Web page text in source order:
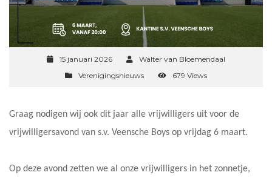
15 januari 2026
Walter van Bloemendaal
Verenigingsnieuws
679 Views
Graag nodigen wij ook dit jaar alle vrijwilligers uit voor de
vrijwilligersavond van s.v. Veensche Boys op vrijdag 6 maart.
Op deze avond zetten we al onze vrijwilligers in het zonnetje,